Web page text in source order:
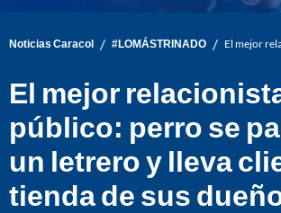
Noticias Caracol / #LOMÁSTRINADO / El mejor
El mejor
público: perro se
un letrero y lleva
tienda de sus